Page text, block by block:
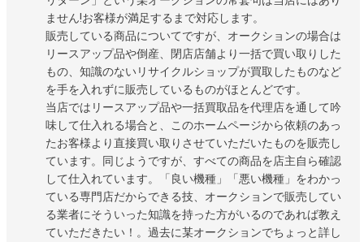
ません!お客様が満足するまで対応します。
販売している商品についてですが、オークションの場合は
リースアップ品や倒産、閉店店舗より一括で買い取りした
もの、知識のないリサイクルショップが買取したものなど
を手を入れずに販売しているものがほとんどです。
当店ではリースアップ品や一括買取品を代理店を通して吟
味して仕入れる場合と、このホームページから依頼のあっ
たお客様より直接買い取りさせていただいたものを販売し
ています。同じようですが、すべての商品を店主自ら確認
して仕入れています。「良い機種」「悪い機種」をわかっ
ている専門店だからできる技、オークションで販売してい
る業者にそういった知識を持った方がいるのであれば教え
ていただきたい！。過去に某オークションでちょっと詳し